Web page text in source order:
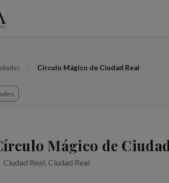
Círculo Mágico de Ciudad Real
Mágico de
Ciudad Real, Ciudad Real